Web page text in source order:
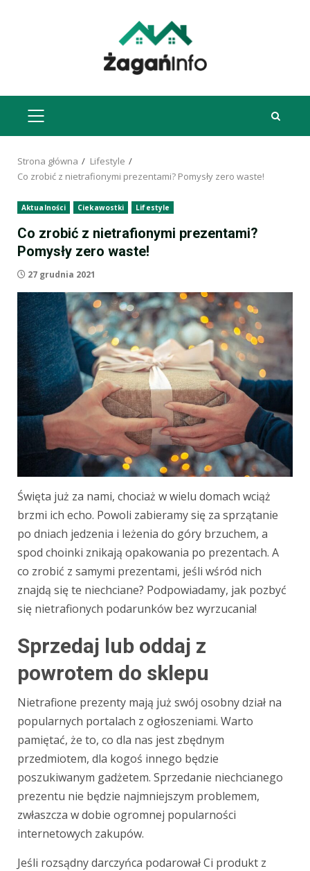
MENU
GŁÓWNE
Strona główna
Lifestyle
Co zrobić z nietrafionymi prezentami? Pomysły zero waste!
Aktualności Ciekawostki Lifestyle
Co zrobić z nietrafionymi prezentami?
Pomysły zero waste!
27 grudnia 2021
Święta już za nami, chociaż w wielu domach wciąż
brzmi ich echo. Powoli zabieramy się za sprzątanie
po dniach jedzenia i leżenia do góry brzuchem, a
spod choinki znikają opakowania po prezentach. A
co zrobić z samymi prezentami, jeśli wśród nich
znajdą się te niechciane? Podpowiadamy, jak pozbyć
się nietrafionych podarunków bez wyrzucania!
Sprzedaj lub oddaj z
powrotem do sklepu
Nietrafione prezenty mają już swój osobny dział na
popularnych portalach z ogłoszeniami. Warto
pamiętać, że to, co dla nas jest zbędnym
przedmiotem, dla kogoś innego będzie
poszukiwanym gadżetem. Sprzedanie niechcianego
prezentu nie będzie najmniejszym problemem,
zwłaszcza w dobie ogromnej popularności
internetowych zakupów.
Jeśli rozsądny darczyńca podarował Ci produkt z